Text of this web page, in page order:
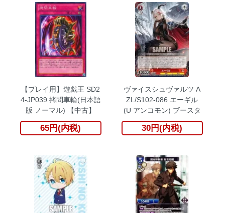
【プレイ用】遊戯王 SD2
4-JP039 拷問車輪(日本語
版 ノーマル) 【中古】
65円(内税)
ヴァイスシュヴァルツ A
ZL/S102-086 エーギル
(U アンコモン) ブースタ
ーパック アズールレーン
30円(内税)